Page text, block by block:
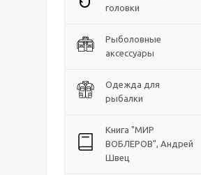
головки
Рыболовные
аксессуары
Одежда для
рыбалки
Книга "МИР
ВОБЛЕРОВ", Андрей
Швец